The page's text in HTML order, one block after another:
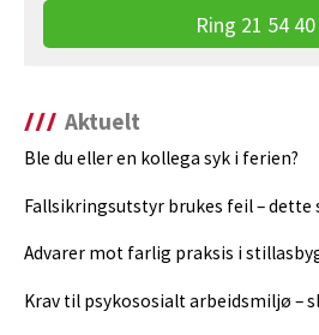
Ring 21 54
Aktuelt
Ble du eller en kollega syk i ferien?
Fallsikringsutstyr brukes feil – dette
Advarer mot farlig praksis i
Krav til psykososialt arbeidsmiljø –